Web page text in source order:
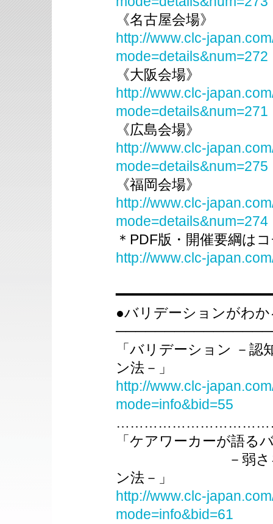
《名古屋会場》
http://www.clc-
mode=details&num=272
《大阪会場》
http://www.clc-
mode=details&num=271
《広島会場》
http://www.clc-
mode=details&num=275
《福岡会場》
http://www.clc-
mode=details&num=274
＊PDF版・開催要綱は
http://www.clc-
●バリデーションがわ
「バリデーション －
ン法－」
http://www.clc-
mode=info&bid=55
「ケアワーカーが語る
－弱さを力に
ン法－」
http://www.clc-
mode=info&bid=61